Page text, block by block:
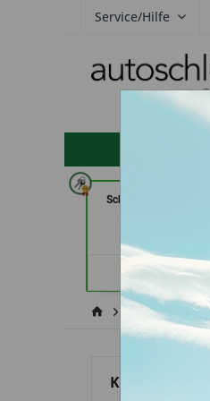
Service/Hilfe
hohe
Schlüsseldienst
Nissan
Kategorien